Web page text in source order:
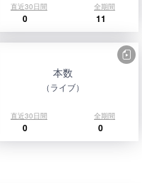
直近30日間 全期間
0 11
本数
（ライブ）
直近30日間 全期間
0 0